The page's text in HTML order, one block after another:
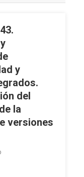
y
del
la
versiones